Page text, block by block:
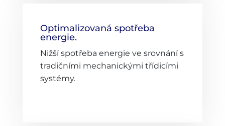
Optimalizovaná spotřeba
energie.
Nižší spotřeba energie ve srovnání s
tradičními mechanickými třídicími
systémy.